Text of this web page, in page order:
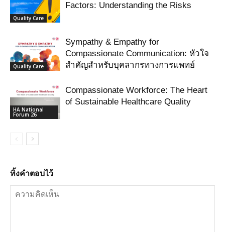
Quality Care
Factors: Understanding the Risks
Quality Care
Sympathy & Empathy for
Compassionate Communication: หัวใจ
สำคัญสำหรับบุคลากรทางการแพทย์
HA National
Forum 26
Compassionate Workforce: The Heart
of Sustainable Healthcare Quality
ทิ้งคำตอบไว้